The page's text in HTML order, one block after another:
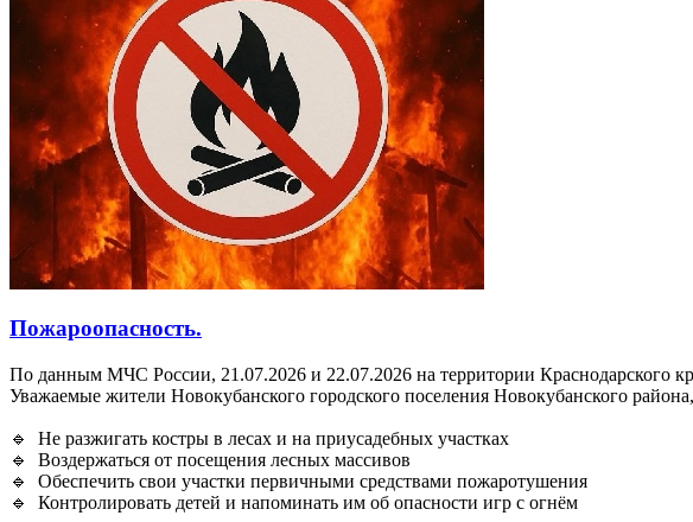
Пожароопасность.
По данным МЧС России, 21.07.2026 и 22.07.2026 на территории Краснодарского
Уважаемые жители Новокубанского городского поселения Новокубанского
🔹 Не разжигать костры в лесах и на приусадебных участках
🔹 Воздержаться от посещения лесных массивов
🔹 Обеспечить свои участки первичными средствами пожаротушения
🔹 Контролировать детей и напоминать им об опасности игр с огнём